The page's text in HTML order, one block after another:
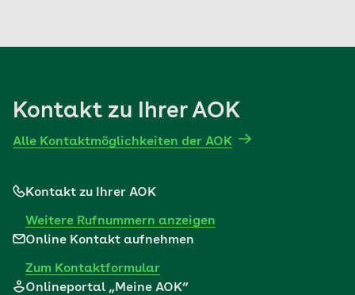
Kontakt zu Ihrer AOK
Alle Kontaktmöglichkeiten der AOK
Kontakt zu Ihrer AOK
Weitere Rufnummern anzeigen
Online Kontakt aufnehmen
Zum Kontaktformular
Onlineportal „Meine AOK“